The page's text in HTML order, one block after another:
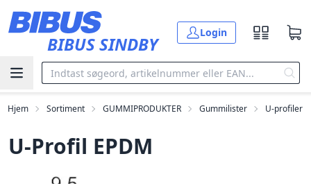
BIBUS SINDBY
Login
Hjem Sortiment GUMMIPRODUKTER Gummilister U-profiler
U-Profil EPDM